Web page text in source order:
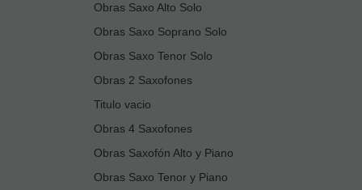
Obras Saxo Alto Solo
Obras Saxo Soprano Solo
Obras Saxo Tenor Solo
Obras 2 Saxofones
Titulo vacio
Obras 4 Saxofones
Obras Saxofón Alto y Piano
Obras Saxo Tenor y Piano